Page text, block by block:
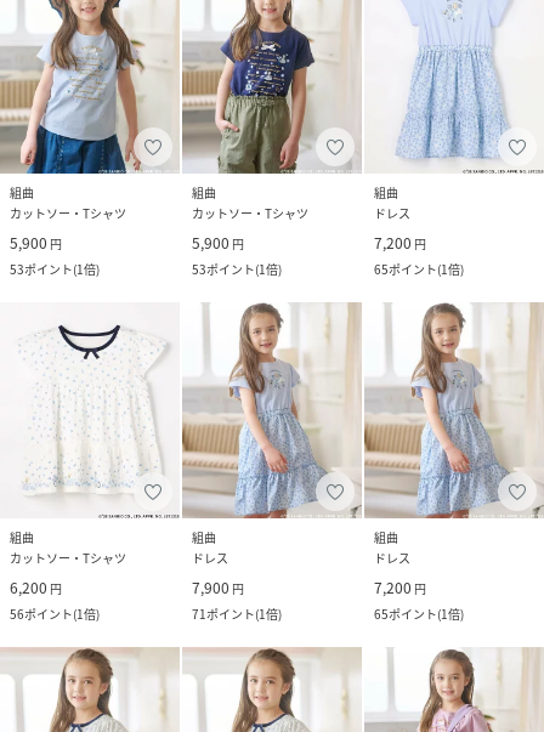
組曲
カットソー・Tシャツ
5,900 円
53ポイント(1倍)
組曲
カットソー・Tシャツ
5,900 円
53ポイント(1倍)
組曲
ドレス
7,200 円
65ポイント(1倍)
組曲
カットソー・Tシャツ
6,200 円
56ポイント(1倍)
組曲
ドレス
7,900 円
71ポイント(1倍)
組曲
ドレス
7,200 円
65ポイント(1倍)